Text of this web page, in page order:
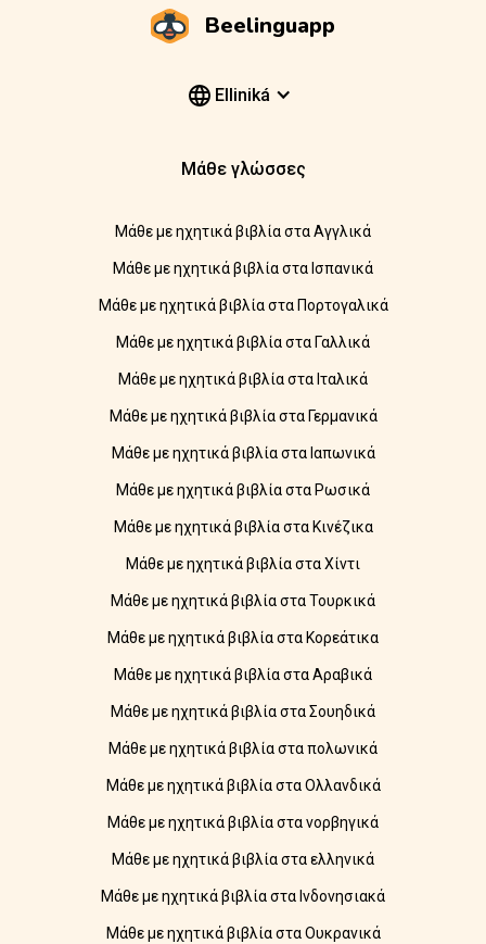
Beelinguapp
Elliniká
Μάθε γλώσσες
Μάθε με ηχητικά βιβλία στα Αγγλικά
Μάθε με ηχητικά βιβλία στα Ισπανικά
Μάθε με ηχητικά βιβλία στα Πορτογαλικά
Μάθε με ηχητικά βιβλία στα Γαλλικά
Μάθε με ηχητικά βιβλία στα Ιταλικά
Μάθε με ηχητικά βιβλία στα Γερμανικά
Μάθε με ηχητικά βιβλία στα Ιαπωνικά
Μάθε με ηχητικά βιβλία στα Ρωσικά
Μάθε με ηχητικά βιβλία στα Κινέζικα
Μάθε με ηχητικά βιβλία στα Χίντι
Μάθε με ηχητικά βιβλία στα Τουρκικά
Μάθε με ηχητικά βιβλία στα Κορεάτικα
Μάθε με ηχητικά βιβλία στα Αραβικά
Μάθε με ηχητικά βιβλία στα Σουηδικά
Μάθε με ηχητικά βιβλία στα πολωνικά
Μάθε με ηχητικά βιβλία στα Ολλανδικά
Μάθε με ηχητικά βιβλία στα νορβηγικά
Μάθε με ηχητικά βιβλία στα ελληνικά
Μάθε με ηχητικά βιβλία στα Ινδονησιακά
Μάθε με ηχητικά βιβλία στα Ουκρανικά